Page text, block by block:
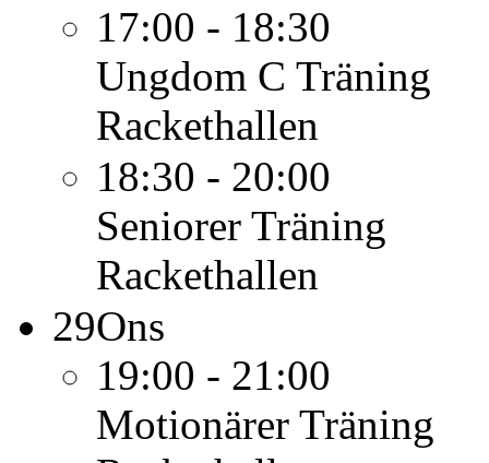
17:00 - 18:30
Ungdom C Träning
Rackethallen
18:30 - 20:00
Seniorer Träning
Rackethallen
29Ons
19:00 - 21:00
Motionärer Träning